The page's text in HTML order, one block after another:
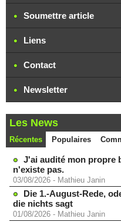
Soumettre article
Liens
Contact
Newsletter
Les News
Récentes Populaires
J'ai audité mon propre
n'existe pas.
03/08/2026 - Mathieu Janin
Die 1.-August-Rede,
die nichts sagt
01/08/2026 - Mathieu Janin